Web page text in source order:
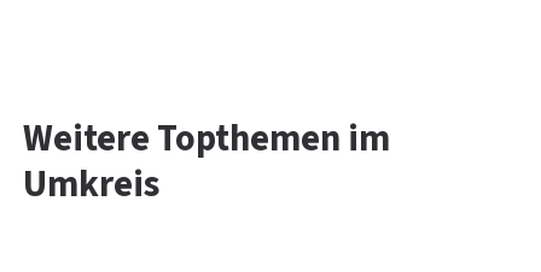
Weitere Topthemen im
Umkreis